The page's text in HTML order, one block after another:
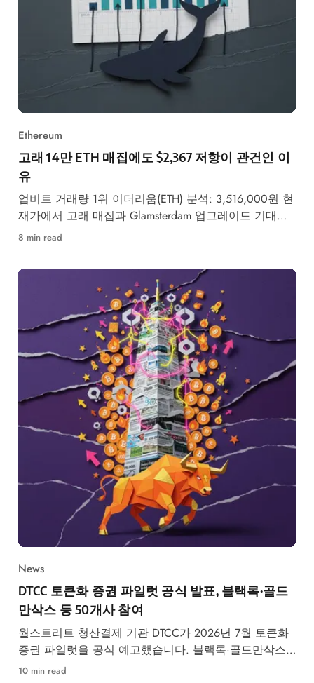
Ethereum
고래 14만 ETH 매집에도 $2,367 저항이 관건인 이
유
업비트 거래량 1위 이더리움(ETH) 분석: 3,516,000원 현
재가에서 고래 매집과 Glamsterdam 업그레이드 기대감
속 $2,367 저항 돌파 여부가 핵심입니다.
8 min read
News
DTCC 토큰화 증권 파일럿 공식 발표, 블랙록·골드
만삭스 등 50개사 참여
월스트리트 청산결제 기관 DTCC가 2026년 7월 토큰화
증권 파일럿을 공식 예고했습니다. 블랙록·골드만삭스
등 50개사 참여, RWA 시장 구조 변화가 본격화됩니다.
10 min read